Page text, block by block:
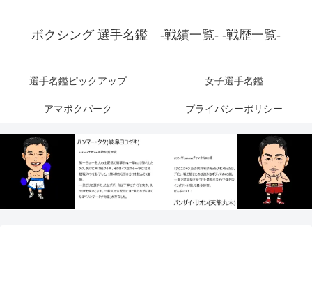
ボクシング 選手名鑑 -戦績一覧- -戦歴一覧-
選手名鑑ピックアップ 女子選手名鑑
アマボクパーク プライバシーポリシー